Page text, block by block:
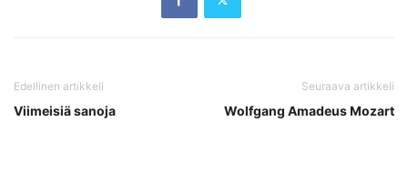
Edellinen artikkeli
Viimeisiä sanoja
Seuraava artikkeli
Wolfgang Amadeus Mozart